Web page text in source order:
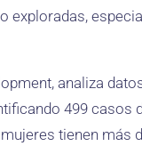
exploradas,
analiza
499 casos
tienen más